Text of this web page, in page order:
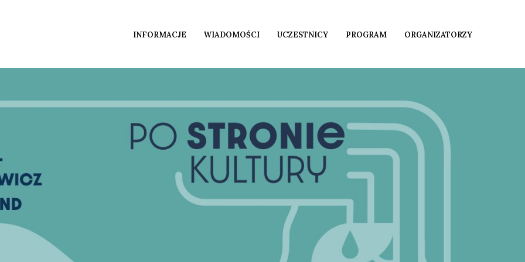
INFORMACJE WIADOMOŚCI UCZESTNICY PROGRAM ORGANIZATORZY